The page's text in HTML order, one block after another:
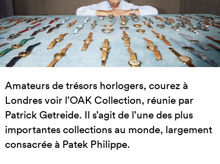
Amateurs de trésors horlogers, courez à
Londres voir l’OAK Collection, réunie par
Patrick Getreide. Il s’agit de l’une des plus
importantes collections au monde, largement
consacrée à Patek Philippe.